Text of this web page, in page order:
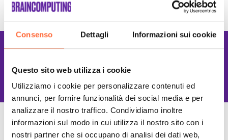
Consenso Dettagli Informazioni sui cookie
Questo sito web utilizza i cookie
Utilizziamo i cookie per personalizzare contenuti ed
annunci, per fornire funzionalità dei social media e per
analizzare il nostro traffico. Condividiamo inoltre
informazioni sul modo in cui utilizza il nostro sito con i
nostri partner che si occupano di analisi dei dati web,
Migliori tecnologie